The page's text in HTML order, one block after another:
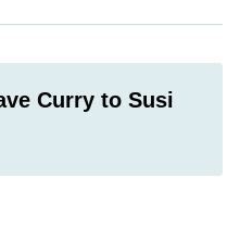
Curry to Susi